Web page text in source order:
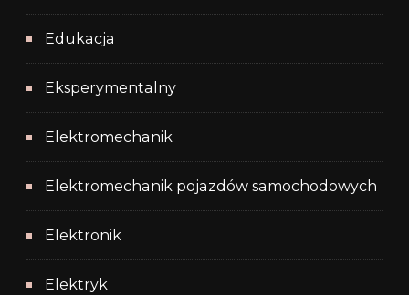
Edukacja
Eksperymentalny
Elektromechanik
Elektromechanik pojazdów samochodowych
Elektronik
Elektryk